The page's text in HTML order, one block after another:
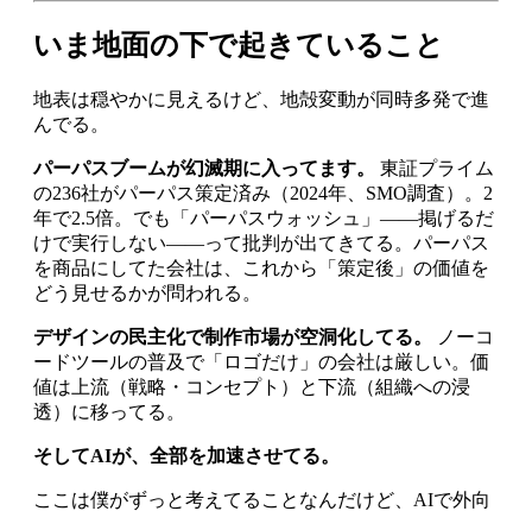
いま地面の下で起きていること
地表は穏やかに見えるけど、地殻変動が同時多発で進
んでる。
パーパスブームが幻滅期に入ってます。
東証プライム
の236社がパーパス策定済み（2024年、SMO調査）。2
年で2.5倍。でも「パーパスウォッシュ」——掲げるだ
けで実行しない——って批判が出てきてる。パーパス
を商品にしてた会社は、これから「策定後」の価値を
どう見せるかが問われる。
デザインの民主化で制作市場が空洞化してる。
ノーコ
ードツールの普及で「ロゴだけ」の会社は厳しい。価
値は上流（戦略・コンセプト）と下流（組織への浸
透）に移ってる。
そしてAIが、全部を加速させてる。
ここは僕がずっと考えてることなんだけど、AIで外向